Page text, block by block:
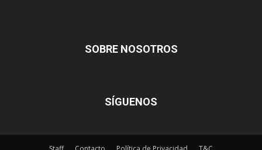
SOBRE NOSOTROS
SÍGUENOS